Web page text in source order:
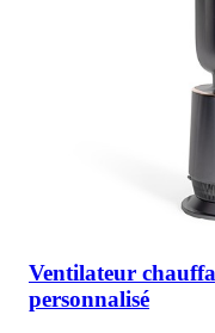
Ventilateur
personnalisé